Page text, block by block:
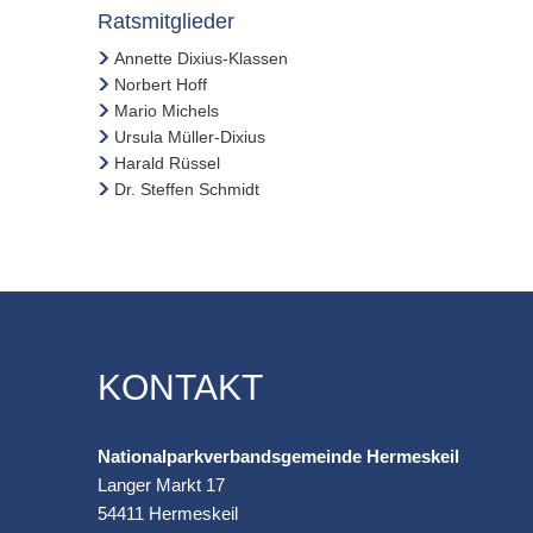
Ratsmitglieder
Annette Dixius-Klassen
Norbert Hoff
Mario Michels
Ursula Müller-Dixius
Harald Rüssel
Dr. Steffen Schmidt
KONTAKT
Nationalparkverbandsgemeinde Hermeskeil
Langer Markt 17
54411 Hermeskeil